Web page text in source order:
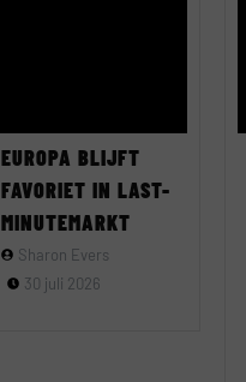
EUROPA BLIJFT
FAVORIET IN LAST-
MINUTEMARKT
Sharon Evers
30 juli 2026